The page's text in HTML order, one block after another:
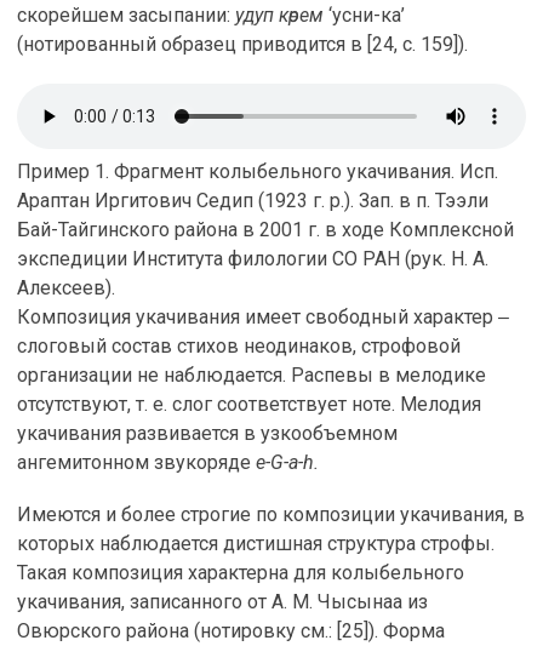
скорейшем засыпании: удуп көрем ‘усни-ка’
(нотированный образец приводится в [24, с. 159]).
Пример 1. Фрагмент колыбельного укачивания. Исп.
Араптан Иргитович Седип (1923 г. р.). Зап. в п. Тээли
Бай-Тайгинского района в 2001 г. в ходе Комплексной
экспедиции Института филологии СО РАН (рук. Н. А.
Алексеев).
Композиция укачивания имеет свободный характер ‒
слоговый состав стихов неодинаков, строфовой
организации не наблюдается. Распевы в мелодике
отсутствуют, т. е. слог соответствует ноте. Мелодия
укачивания развивается в узкообъемном
ангемитонном звукоряде e-G-a-h.
Имеются и более строгие по композиции укачивания, в
которых наблюдается дистишная структура строфы.
Такая композиция характерна для колыбельного
укачивания, записанного от А. М. Чысынаа из
Овюрского района (нотировку см.: [25]). Форма